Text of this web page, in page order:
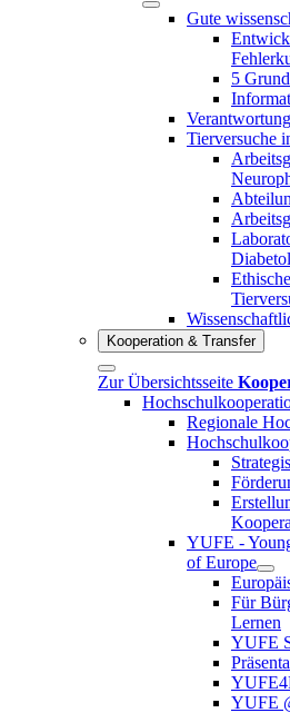
Gute
5
Tierversuche
Kooperation & Transfer
Zur Übersichtsseite
Regionale
YUFE -
of Europe
Für
Lernen
YUFE
YUFE